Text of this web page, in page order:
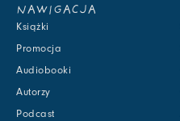
NAWIGACJA
Książki
Promocja
Audiobooki
Autorzy
Podcast